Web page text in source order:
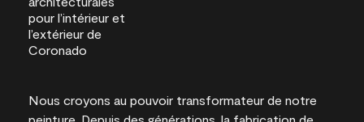
Nous croyons au pouvoir transformateur de notre
peinture. Depuis des générations, la fabrication de